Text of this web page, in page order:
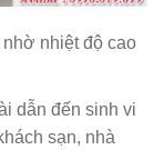
nhiệt độ cao
dẫn đến sinh vi
sạn, nhà